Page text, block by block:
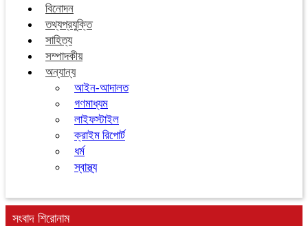
বিনোদন
তথ্যপ্রযুক্তি
সাহিত্য
সম্পাদকীয়
অন্যান্য
আইন-আদালত
গণমাধ্যম
লাইফস্টাইল
ক্রাইম রিপোর্ট
ধর্ম
স্বাস্থ্য
সংবাদ শিরোনাম